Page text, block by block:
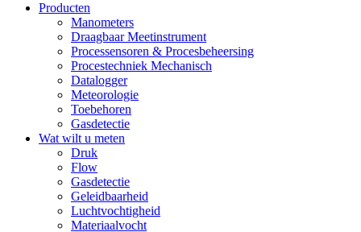
Producten
Manometers
Draagbaar Meetinstrument
Processensoren & Procesbeheersing
Procestechniek Mechanisch
Datalogger
Meteorologie
Toebehoren
Gasdetectie
Wat wilt u meten
Druk
Flow
Gasdetectie
Geleidbaarheid
Luchtvochtigheid
Materiaalvocht